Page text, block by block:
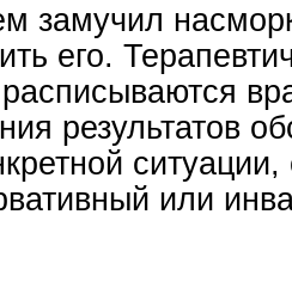
замучил
его.
результатов
ситуации,
или